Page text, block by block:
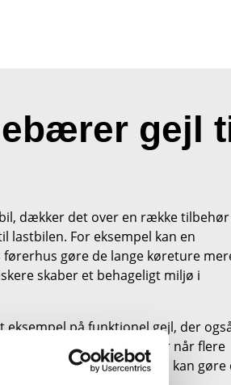
gejl
dækker det over en række
lastbilen. For eksempel kan en
gøre de lange køreture
skaber et behageligt miljø i
eksempel på funktionel gejl, der
sikkerheden på vejen, især når flere
Det er små detaljer, som kan gøre